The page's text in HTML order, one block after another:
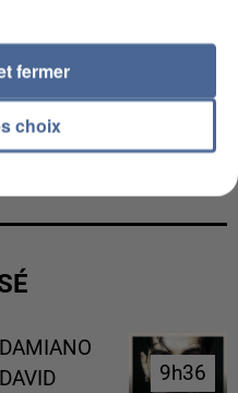
DZ MAFIA
DAMIANO
DAVID
9h36
9h36
choix
fermer